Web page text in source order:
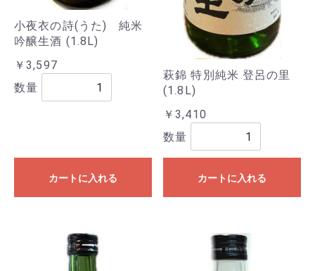
小夜衣の詩(うた) 純米
吟醸生酒 (1.8L)
￥3,597
数量
カートに入れる
萩錦 特別純米 登呂の里
(1.8L)
￥3,410
数量
カートに入れる